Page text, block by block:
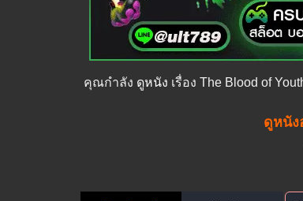
คุณกำลัง ดูหนัง เรื่อง The Blood of
ดูหนัง